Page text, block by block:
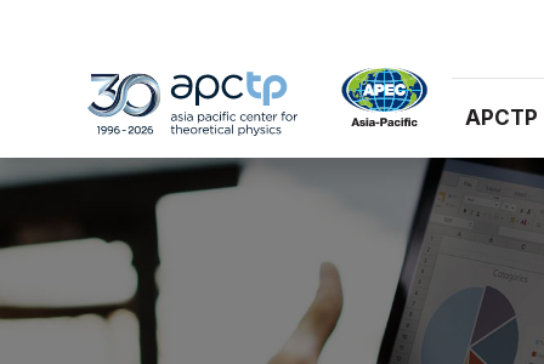
APCTP